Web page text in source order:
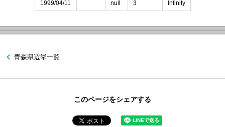
1999/04/11 null 3 Infinity
青森県選挙一覧
このページをシェアする